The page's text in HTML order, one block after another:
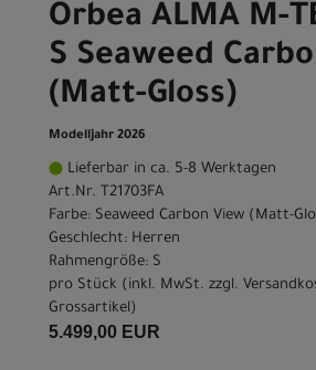
Orbea ALMA M-
S Seaweed
(Matt-Gloss)
Modelljahr 2026
Lieferbar in ca. 5-8 Werktagen
Art.Nr. T21703FA
Farbe: Seaweed Carbon View (Matt-
Geschlecht: Herren
Rahmengröße: S
pro Stück (inkl. MwSt. zzgl.
Grossartikel)
5.499,00 EUR